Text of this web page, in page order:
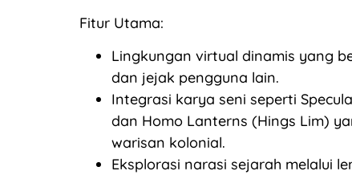
Fitur Utama:
Lingkungan virtual dinamis yang
dan jejak pengguna lain.
Integrasi karya seni seperti
dan Homo Lanterns (Hings Lim)
warisan kolonial.
Eksplorasi narasi sejarah melalui